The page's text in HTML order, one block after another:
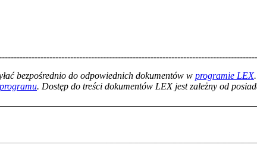
bezpośrednio do odpowiednich dokumentów w programie LEX
. Dostęp do treści dokumentów LEX jest zależny od